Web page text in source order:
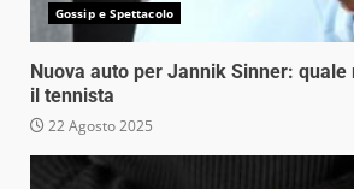
Gossip e Spettacolo
Nuova auto per Jannik Sinner: quale
il tennista
22 Agosto 2025